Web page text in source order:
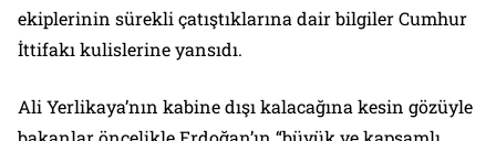
ekiplerinin sürekli çatıştıklarına dair bilgiler Cumhur
İttifakı kulislerine yansıdı.
Ali Yerlikaya’nın kabine dışı kalacağına kesin gözüyle